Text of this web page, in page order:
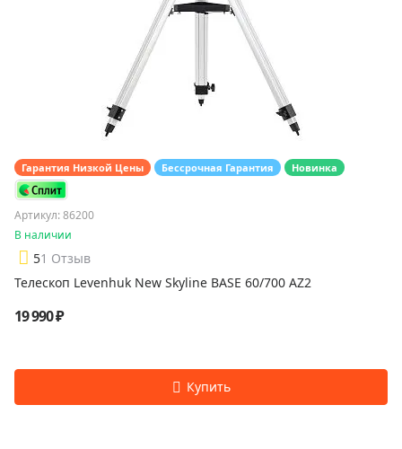
Гарантия Низкой Цены Бессрочная Гарантия Новинка
Артикул: 86200
В наличии
51 Отзыв
Телескоп Levenhuk New Skyline BASE 60/700 AZ2
19 990 ₽